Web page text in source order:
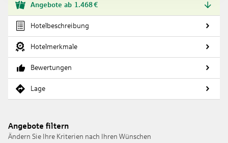
Angebote ab 1.468€
Hotelbeschreibung
Hotelmerkmale
Bewertungen
Lage
Angebote filtern
Ändern Sie Ihre Kriterien nach Ihren Wünschen